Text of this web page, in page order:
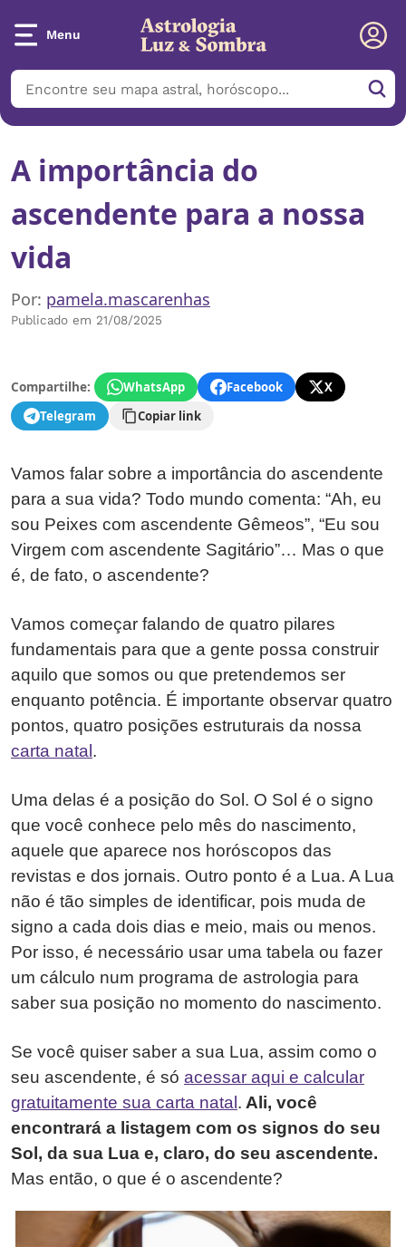
Menu
A importância do
ascendente para a nossa
vida
Por: pamela.mascarenhas
Publicado em 21/08/2025
Compartilhe: WhatsApp Facebook
X
Telegram
Copiar link
Vamos falar sobre a importância do ascendente
para a sua vida? Todo mundo comenta: “Ah, eu
sou Peixes com ascendente Gêmeos”, “Eu sou
Virgem com ascendente Sagitário”… Mas o que
é, de fato, o ascendente?
Vamos começar falando de quatro pilares
fundamentais para que a gente possa construir
aquilo que somos ou que pretendemos ser
enquanto potência. É importante observar quatro
pontos, quatro posições estruturais da nossa
carta natal .
Uma delas é a posição do Sol. O Sol é o signo
que você conhece pelo mês do nascimento,
aquele que aparece nos horóscopos das
revistas e dos jornais. Outro ponto é a Lua. A Lua
não é tão simples de identificar, pois muda de
signo a cada dois dias e meio, mais ou menos.
Por isso, é necessário usar uma tabela ou fazer
um cálculo num programa de astrologia para
saber sua posição no momento do nascimento.
Se você quiser saber a sua Lua, assim como o
seu ascendente, é só acessar aqui e calcular
gratuitamente sua carta natal . Ali, você
encontrará a listagem com os signos do seu
Sol, da sua Lua e, claro, do seu ascendente.
Mas então, o que é o ascendente?